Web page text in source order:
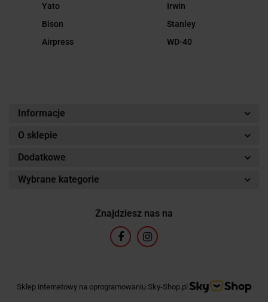
Yato
Bison
Airpress
Irwin
Stanley
WD-40
Informacje
O sklepie
Dodatkowe
Wybrane kategorie
Znajdziesz nas na
Sklep internetowy na oprogramowaniu Sky-Shop.pl